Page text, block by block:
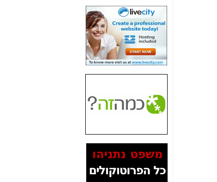
חשיפה: איוב קרא
אישר לקבוצת סלקום
בדיוק מה שביבי אישר
כאן
האם השר איוב קרא
היה צריך בכלל לחתום
על האישור, שנתן
האם ביבי וקרא קבלו
בכלל תמורה עבור
המסמכים בנושא בזק-
Yes (תיק 4000)
מוכיחים "תפירת תיק"
לאיש הלא נכון! -כאן